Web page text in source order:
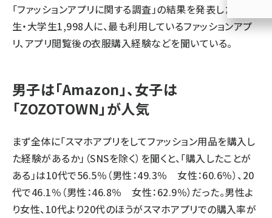
「ファッションアプリに関する調査」の結果を発表した。高校
生・大学生1,998人に、最も利用しているファッションアプ
リ、アプリ閲覧後の衣服購入経験などを聞いている。
男子は「Amazon」、女子は
「ZOZOTOWN」が人気
まず全体に「スマホアプリをしてファッション用品を購入し
た経験があるか」（SNSを除く）を聞くと、「購入したことが
ある」は10代で56.5％（男性：49.3％ 女性：60.6％）、20
代で46.1％（男性：46.8％ 女性：62.9％）だった。男性よ
り女性、10代より20代のほうがスマホアプリでの購入率が